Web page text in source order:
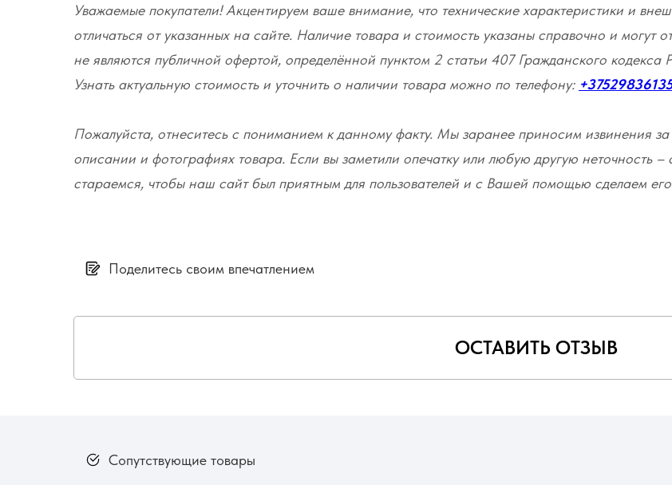
Уважаемые покупатели! Акцентируем ваше внимание, что технические характеристики и
отличаться от указанных на сайте. Наличие товара и стоимость указаны справочно и могут
не являются публичной офертой, определённой пунктом 2 статьи 407 Гражданского кодекса
Узнать актуальную стоимость и уточнить о наличии товара можно по телефону:
Пожалуйста, отнеситесь с пониманием к данному факту. Мы заранее приносим извинения
описании и фотографиях товара. Если вы заметили опечатку или любую другую неточность
стараемся, чтобы наш сайт был приятным для пользователей и с Вашей помощью сделаем
Поделитесь своим впечатлением
ОСТАВИТЬ ОТЗЫВ
Сопутствующие товары